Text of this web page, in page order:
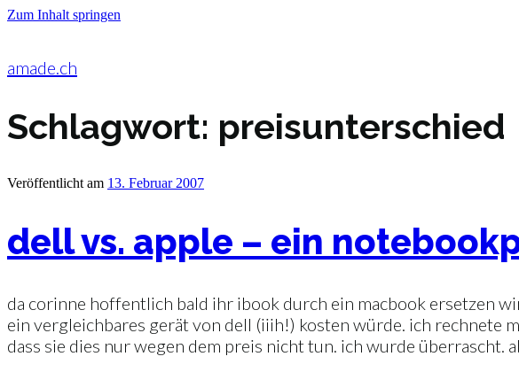
Zum Inhalt springen
amade.ch
Schlagwort: preisunterschied
Veröffentlicht am 13. Februar 2007
dell vs. apple – ein
da corinne hoffentlich bald ihr ibook durch ein macbook ersetzen
ein vergleichbares gerät von dell (iiih!) kosten würde. ich rechnete
dass sie dies nur wegen dem preis nicht tun. ich wurde überrascht.